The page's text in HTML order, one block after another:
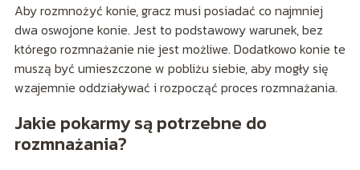
Aby rozmnożyć konie, gracz musi posiadać co najmniej
dwa oswojone konie. Jest to podstawowy warunek, bez
którego rozmnażanie nie jest możliwe. Dodatkowo konie te
muszą być umieszczone w pobliżu siebie, aby mogły się
wzajemnie oddziaływać i rozpocząć proces rozmnażania.
Jakie pokarmy są potrzebne do
rozmnażania?